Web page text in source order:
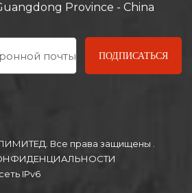
Province - China
Все права защищены .
IPv6